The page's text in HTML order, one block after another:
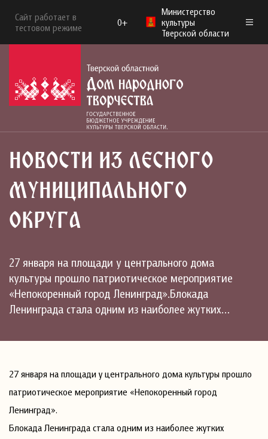
Сайт работает в
тестовом режиме
0+
Министерство
культуры
Тверской области
НОВОСТИ ИЗ ЛЕСНОГО
МУНИЦИПАЛЬНОГО
ОКРУГА
27 января на площади у центрального дома
культуры прошло патриотическое мероприятие
«Непокоренный город Ленинград».Блокада
Ленинграда стала одним из наиболее жутких…
27 января на площади у центрального дома культуры прошло
патриотическое мероприятие «Непокоренный город
Ленинград».
Блокада Ленинграда стала одним из наиболее жутких